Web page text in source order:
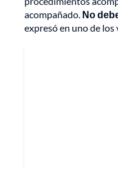
acompañado. No
expresó en uno de los